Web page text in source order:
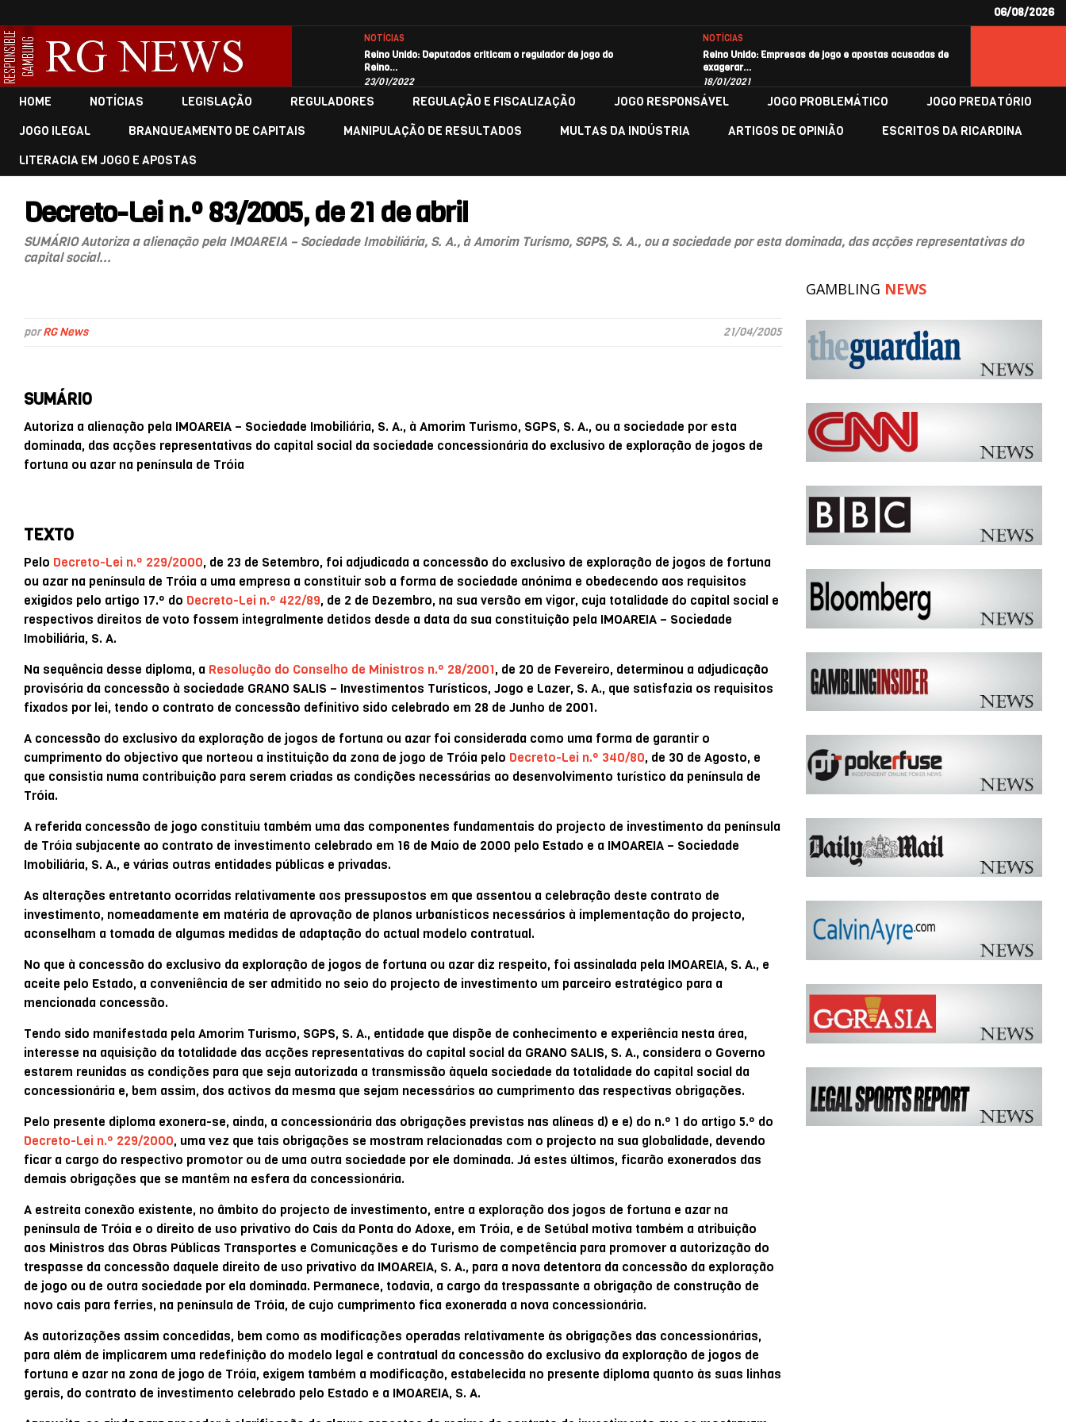
06/08/2026
NOTÍCIAS
Reino Unido: Deputados criticam o regulador de jogo do
Reino…
23/01/2022
NOTÍCIAS
Reino Unido: Empresas de jogo e apostas acusadas de
exagerar…
18/01/2021
HOME NOTÍCIAS LEGISLAÇÃO REGULADORES REGULAÇÃO E FISCALIZAÇÃO JOGO RESPONSÁVEL JOGO PROBLEMÁTICO
JOGO PREDATÓRIO
JOGO ILEGAL
BRANQUEAMENTO DE CAPITAIS MANIPULAÇÃO DE RESULTADOS MULTAS DA INDÚSTRIA ARTIGOS DE OPINIÃO
ESCRITOS DA RICARDINA
LITERACIA EM JOGO E APOSTAS
Decreto-Lei n.º 83/2005, de 21 de abril
SUMÁRIO Autoriza a alienação pela IMOAREIA – Sociedade Imobiliária, S. A., à Amorim Turismo, SGPS, S. A., ou a sociedade por esta dominada, das acções representativas do
capital social...
porRG News 21/04/2005
SUMÁRIO
Autoriza a alienação pela IMOAREIA – Sociedade Imobiliária, S. A., à Amorim Turismo, SGPS, S. A., ou a sociedade por esta
dominada, das acções representativas do capital social da sociedade concessionária do exclusivo de exploração de jogos de
fortuna ou azar na península de Tróia
TEXTO
Pelo Decreto-Lei n.º 229/2000, de 23 de Setembro, foi adjudicada a concessão do exclusivo de exploração de jogos de fortuna
ou azar na península de Tróia a uma empresa a constituir sob a forma de sociedade anónima e obedecendo aos requisitos
exigidos pelo artigo 17.º do Decreto-Lei n.º 422/89, de 2 de Dezembro, na sua versão em vigor, cuja totalidade do capital social e
respectivos direitos de voto fossem integralmente detidos desde a data da sua constituição pela IMOAREIA – Sociedade
Imobiliária, S. A.
Na sequência desse diploma, a Resolução do Conselho de Ministros n.º 28/2001, de 20 de Fevereiro, determinou a adjudicação
provisória da concessão à sociedade GRANO SALIS – Investimentos Turísticos, Jogo e Lazer, S. A., que satisfazia os requisitos
fixados por lei, tendo o contrato de concessão definitivo sido celebrado em 28 de Junho de 2001.
A concessão do exclusivo da exploração de jogos de fortuna ou azar foi considerada como uma forma de garantir o
cumprimento do objectivo que norteou a instituição da zona de jogo de Tróia pelo Decreto-Lei n.º 340/80, de 30 de Agosto, e
que consistia numa contribuição para serem criadas as condições necessárias ao desenvolvimento turístico da península de
Tróia.
A referida concessão de jogo constituiu também uma das componentes fundamentais do projecto de investimento da península
de Tróia subjacente ao contrato de investimento celebrado em 16 de Maio de 2000 pelo Estado e a IMOAREIA – Sociedade
Imobiliária, S. A., e várias outras entidades públicas e privadas.
As alterações entretanto ocorridas relativamente aos pressupostos em que assentou a celebração deste contrato de
investimento, nomeadamente em matéria de aprovação de planos urbanísticos necessários à implementação do projecto,
aconselham a tomada de algumas medidas de adaptação do actual modelo contratual.
No que à concessão do exclusivo da exploração de jogos de fortuna ou azar diz respeito, foi assinalada pela IMOAREIA, S. A., e
aceite pelo Estado, a conveniência de ser admitido no seio do projecto de investimento um parceiro estratégico para a
mencionada concessão.
Tendo sido manifestada pela Amorim Turismo, SGPS, S. A., entidade que dispõe de conhecimento e experiência nesta área,
interesse na aquisição da totalidade das acções representativas do capital social da GRANO SALIS, S. A., considera o Governo
estarem reunidas as condições para que seja autorizada a transmissão àquela sociedade da totalidade do capital social da
concessionária e, bem assim, dos activos da mesma que sejam necessários ao cumprimento das respectivas obrigações.
Pelo presente diploma exonera-se, ainda, a concessionária das obrigações previstas nas alíneas d) e e) do n.º 1 do artigo 5.º do
Decreto-Lei n.º 229/2000, uma vez que tais obrigações se mostram relacionadas com o projecto na sua globalidade, devendo
ficar a cargo do respectivo promotor ou de uma outra sociedade por ele dominada. Já estes últimos, ficarão exonerados das
demais obrigações que se mantêm na esfera da concessionária.
A estreita conexão existente, no âmbito do projecto de investimento, entre a exploração dos jogos de fortuna e azar na
península de Tróia e o direito de uso privativo do Cais da Ponta do Adoxe, em Tróia, e de Setúbal motiva também a atribuição
aos Ministros das Obras Públicas Transportes e Comunicações e do Turismo de competência para promover a autorização do
trespasse da concessão daquele direito de uso privativo da IMOAREIA, S. A., para a nova detentora da concessão da exploração
de jogo ou de outra sociedade por ela dominada. Permanece, todavia, a cargo da trespassante a obrigação de construção de
novo cais para ferries, na península de Tróia, de cujo cumprimento fica exonerada a nova concessionária.
As autorizações assim concedidas, bem como as modificações operadas relativamente às obrigações das concessionárias,
para além de implicarem uma redefinição do modelo legal e contratual da concessão do exclusivo da exploração de jogos de
fortuna e azar na zona de jogo de Tróia, exigem também a modificação, estabelecida no presente diploma quanto às suas linhas
gerais, do contrato de investimento celebrado pelo Estado e a IMOAREIA, S. A.
GAMBLING NEWS